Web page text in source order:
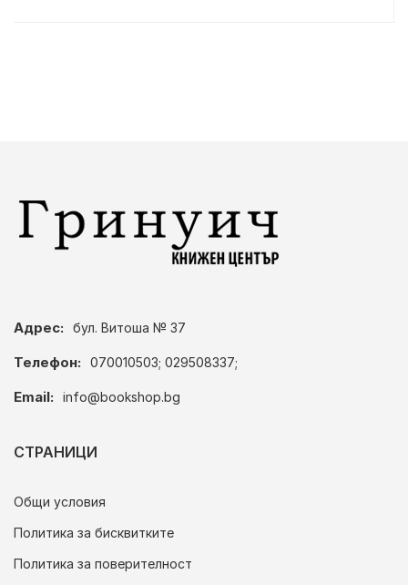
Адрес: бул. Витоша № 37
Телефон: 070010503; 029508337;
Email: info@bookshop.bg
СТРАНИЦИ
Общи условия
Политика за бисквитките
Политика за поверителност